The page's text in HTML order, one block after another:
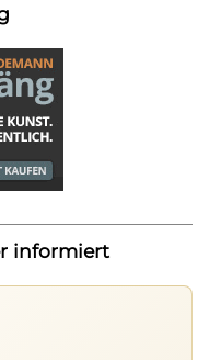
informiert